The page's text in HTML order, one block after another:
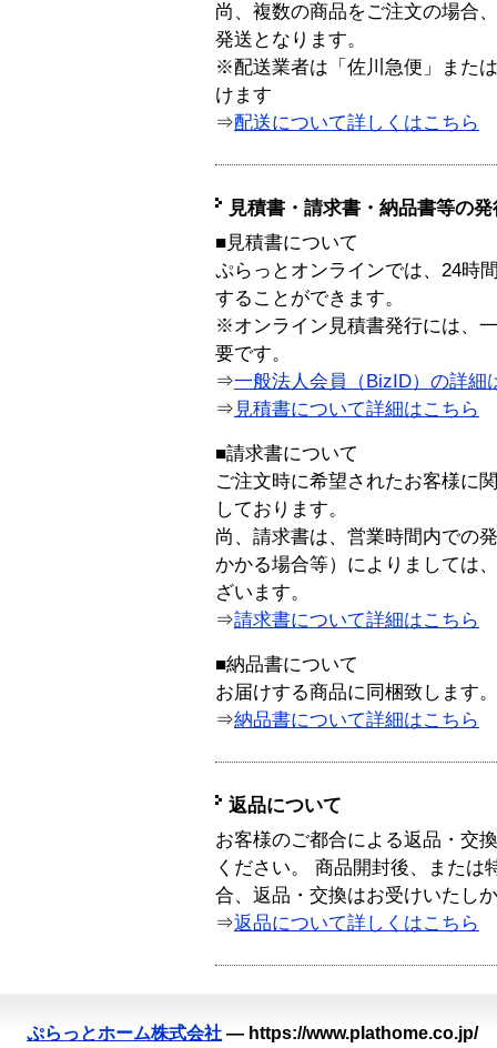
尚、複数の商品をご注文の場合
発送となります。
※配送業者は「佐川急便」また
けます
⇒配送について詳しくはこちら
見積書・請求書・納品書等の
■見積書について
ぷらっとオンラインでは、24時
することができます。
※オンライン見積書発行には、
要です。
⇒一般法人会員（BizID）の詳細
⇒ 見積書について詳細はこちら
■請求書について
ご注文時に希望されたお客様に
しております。
尚、請求書は、営業時間内での
かかる場合等）によりましては
ざいます。
⇒請求書について詳細はこちら
■納品書について
お届けする商品に同梱致します。
⇒納品書について詳細はこちら
返品について
お客様のご都合による返品・交
ください。 商品開封後、または
合、返品・交換はお受けいたし
⇒返品について詳しくはこちら
ぷらっとホーム株式会社 — https://www.plathome.co.jp/